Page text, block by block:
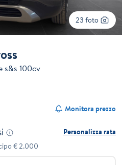
23 foto
s&s 100cv
Monitora prezzo
Personalizza rata
€2.000